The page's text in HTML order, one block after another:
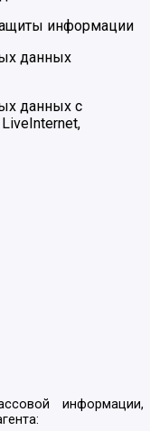
информации
данных
данных с
информации,